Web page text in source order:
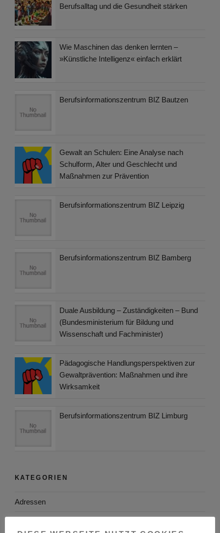
Berufsalltag und die Gesundheit stärken
Wie Maschinen das denken lernten –
»Künstliche Intelligenz« einfach erklärt
Berufsinformationszentrum BIZ Bautzen
Gewalt an Schulen: Eine Analyse nach
Schulform, Alter und Geschlecht und
Maßnahmen zur Prävention
Berufsinformationszentrum BIZ Leipzig
Berufsinformationszentrum BIZ Bamberg
Duale Ausbildung – Zuständigkeiten – Bund
(Bundesministerium für Bildung und
Wissenschaft und Fachminister)
Pädagogische Handlungsperspektiven zur
Gewaltprävention: Maßnahmen und ihre
Wirksamkeit
Berufsinformationszentrum BIZ Limburg
KATEGORIEN
Adressen